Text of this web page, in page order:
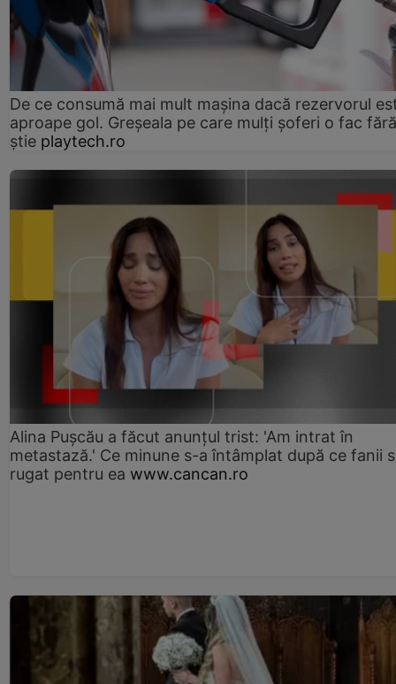
De ce consumă mai mult mașina dacă rezervorul
aproape gol. Greșeala pe care mulți șoferi o fac
știe playtech.ro
Alina Pușcău a făcut anunțul trist: 'Am intrat în
metastază.' Ce minune s-a întâmplat după ce fanii
rugat pentru ea www.cancan.ro